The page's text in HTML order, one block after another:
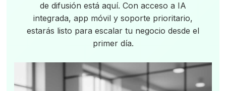
de difusión está aquí. Con acceso a IA
integrada, app móvil y soporte prioritario,
estarás listo para escalar tu negocio desde el
primer día.